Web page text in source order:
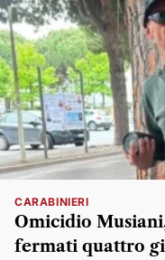
CARABINIERI
Omicidio
fermati quattro